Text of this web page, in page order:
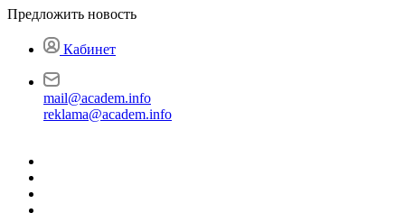
Предложить новость
Кабинет
mail@academ.info
reklama@academ.info